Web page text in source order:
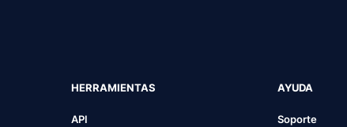
HERRAMIENTAS
API
AYUDA
Soporte